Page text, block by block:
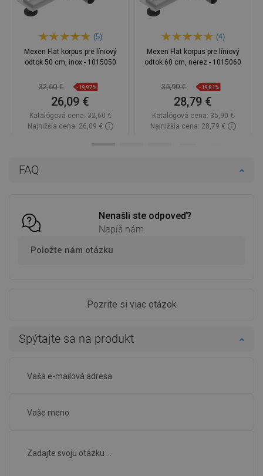
FAQ
Nenašli ste odpoveď?
Napíš nám
Položte nám otázku
Pozrite si viac otázok
Spýtajte sa na produkt
(5)
Mexen Flat korpus pre líniový
odtok 50 cm, inox - 1015050
32,60 € -19,97%
26,09 €
Katalógová cena: 32,60 €
Najnižšia cena: 26,09 €
(4)
Mexen Flat korpus pre líniový
odtok 60 cm, nerez - 1015060
35,90 € -19,81%
28,79 €
Katalógová cena: 35,90 €
Najnižšia cena: 28,79 €